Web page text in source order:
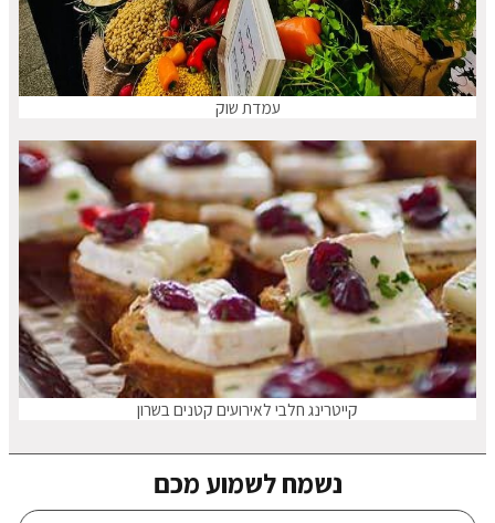
עמדת שוק
קייטרינג חלבי לאירועים קטנים בשרון
נשמח לשמוע מכם